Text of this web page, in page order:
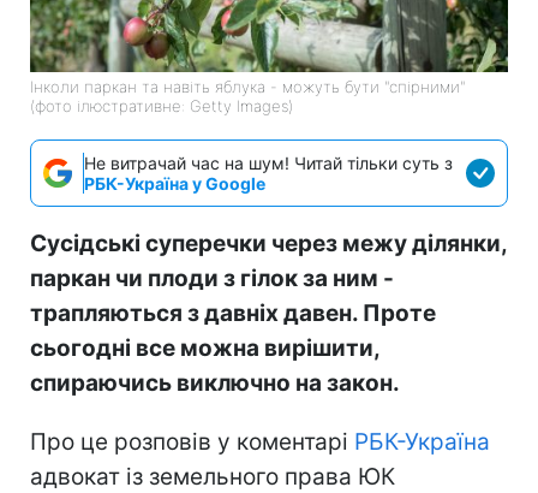
Інколи паркан та навіть яблука - можуть бути "спірними"
(фото ілюстративне: Getty Images)
Не витрачай час на шум! Читай тільки суть з
РБК-Україна у Google
Сусідські суперечки через межу ділянки,
паркан чи плоди з гілок за ним -
трапляються з давніх давен. Проте
сьогодні все можна вирішити,
спираючись виключно на закон.
Про це розповів у коментарі РБК-Україна
адвокат із земельного права ЮК